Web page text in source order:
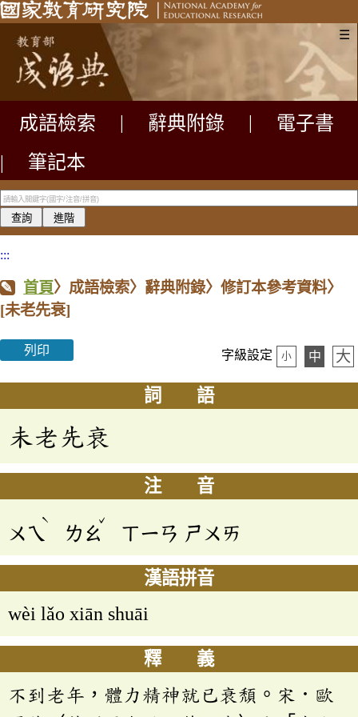
☰
成語檢索 辭典附錄
電子書
|
筆記本
:::
首頁〉成語檢索〉辭典附錄〉修訂本參考資料〉
[未老先衰]
列印 字級設定 小 中 大
詞 語
未老先衰
注 音
ㄨㄟ
ˋ
ㄌㄠ
ˇ
ㄒㄧㄢ ㄕㄨㄞ
漢語拼音
wèi lǎo xiān shuāi
釋 義
不到老年，體力精神就已衰頹。宋．歐